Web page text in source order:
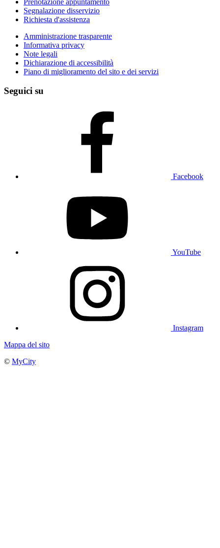
Segnalazione disservizio
Richiesta d'assistenza
Amministrazione trasparente
Informativa privacy
Note legali
Dichiarazione di accessibilità
Piano di miglioramento del sito e dei servizi
Seguici su
Facebook
YouTube
Instagram
Mappa del sito
© MyCity